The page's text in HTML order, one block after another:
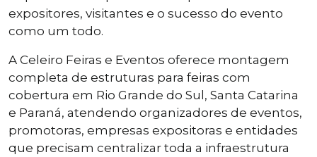
expositores, visitantes e o sucesso do evento
como um todo.
A Celeiro Feiras e Eventos oferece montagem
completa de estruturas para feiras com
cobertura em Rio Grande do Sul, Santa Catarina
e Paraná, atendendo organizadores de eventos,
promotoras, empresas expositoras e entidades
que precisam centralizar toda a infraestrutura